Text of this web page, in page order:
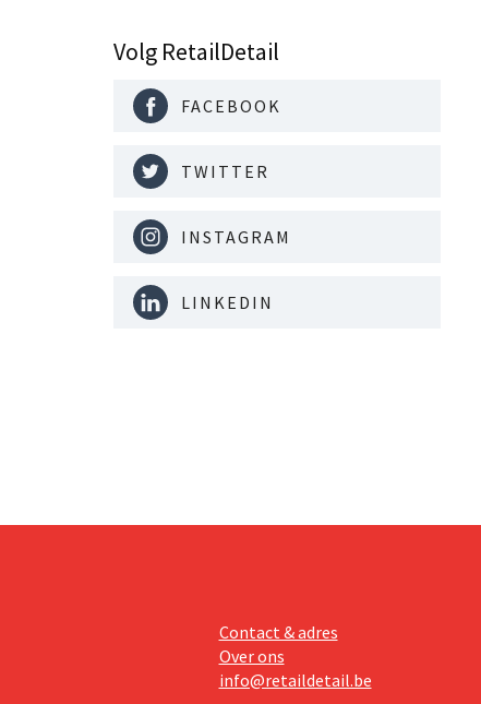
Volg RetailDetail
FACEBOOK
TWITTER
INSTAGRAM
LINKEDIN
Contact & adres
Over ons
info@retaildetail.be